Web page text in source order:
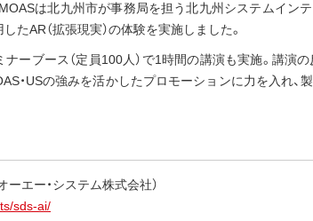
MOASは北九州市が事務局を担う北九州システムイン
たAR（拡張現実）の体験を実施しました。
ーブース（定員100人）で1時間の講演も実施。講演
・USの強みを活かしたプロモーションに力を入れ
ーエー・システム株式会社）
sds-ai/